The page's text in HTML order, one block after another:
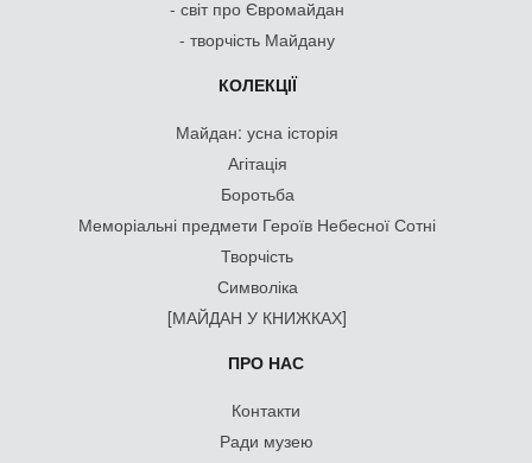
- світ про Євромайдан
- творчість Майдану
КОЛЕКЦІЇ
Майдан: усна історія
Агітація
Боротьба
Меморіальні предмети Героїв Небесної Сотні
Творчість
Символіка
[МАЙДАН У КНИЖКАХ]
ПРО НАС
Контакти
Ради музею